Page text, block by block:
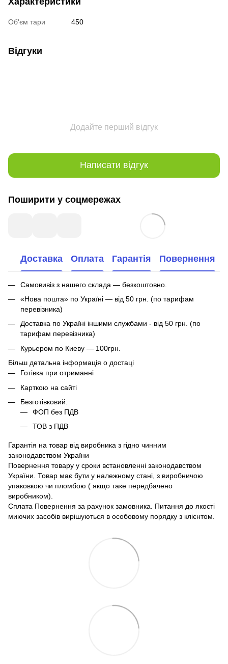
Об'єм тари 450
Відгуки
Додайте перший відгук
Написати відгук
Поширити у соцмережах
Доставка Оплата Гарантія Повернення
Самовивіз з нашего склада — безкоштовно.
«Нова пошта» по Україні — від 50 грн. (по тарифам
перевізника)
Доставка по Україні іншими службами - від 50 грн. (по
тарифам перевізника)
Курьером по Киеву — 100грн.
Більш детальна інформація о достаці
Готівка при отриманні
Карткою на сайті
Безготівковий:
ФОП без ПДВ
ТОВ з ПДВ
Гарантія на товар від виробника з гідно чинним
законодавством України
Повернення товару у сроки встановленні законодавством
України. Товар має бути у належному стані, з виробничою
упаковкою чи пломбою ( якщо таке передбачено
виробником).
Сплата Повернення за рахунок замовника. Питання до якості
миючих засобів вирішуються в особовому порядку з клієнтом.